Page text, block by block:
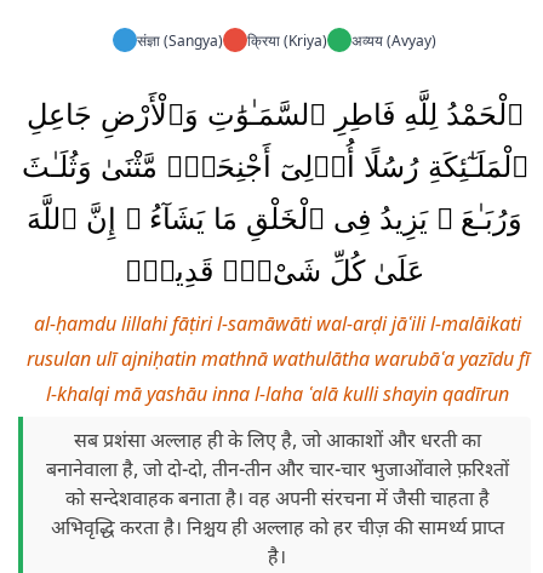
संज्ञा (Sangya) क्रिया (Kriya) अव्यय (Avyay)
ٱلْحَمْدُ لِلَّهِ فَاطِرِ ٱلسَّمَـٰوَٰتِ وَٱلْأَرْضِ جَاعِلِ
ٱلْمَلَـٰٓئِكَةِ رُسُلًا أُو۟لِىٓ أَجْنِحَةٍۢ مَّثْنَىٰ وَثُلَـٰثَ
وَرُبَـٰعَ ۚ يَزِيدُ فِى ٱلْخَلْقِ مَا يَشَآءُ ۚ إِنَّ ٱللَّهَ
عَلَىٰ كُلِّ شَىْءٍۢ قَدِيرٌۭ
al-ḥamdu lillahi fāṭiri l-samāwāti wal-arḍi jāʿili l-malāikati
rusulan ulī ajniḥatin mathnā wathulātha warubāʿa yazīdu fī
l-khalqi mā yashāu inna l-laha ʿalā kulli shayin qadīrun
सब प्रशंसा अल्लाह ही के लिए है, जो आकाशों और धरती का
बनानेवाला है, जो दो-दो, तीन-तीन और चार-चार भुजाओंवाले फ़रिश्तों
को सन्देशवाहक बनाता है। वह अपनी संरचना में जैसी चाहता है
अभिवृद्धि करता है। निश्चय ही अल्लाह को हर चीज़ की सामर्थ्य प्राप्त
है।